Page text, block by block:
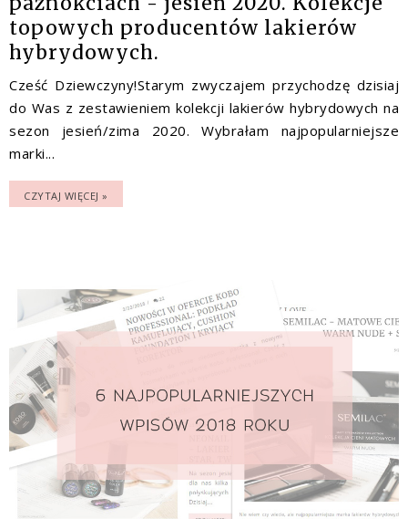
topowych producentów lakierów
hybrydowych.
Cześć Dziewczyny!Starym zwyczajem przychodzę dzisiaj
do Was z zestawieniem kolekcji lakierów hybrydowych na
sezon jesień/zima 2020. Wybrałam najpopularniejsze
marki...
CZYTAJ WIĘCEJ »